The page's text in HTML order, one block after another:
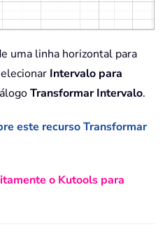
uma linha horizontal para
Intervalo para
Transformar Intervalo.
este recurso Transformar
o Kutools para